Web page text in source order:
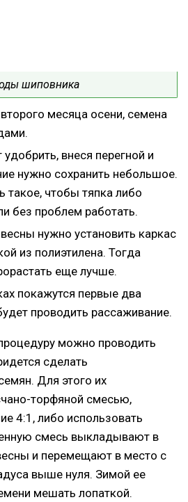
шиповника
месяца осени, семена
внеся перегной и
нужно сохранить небольшое.
чтобы тяпка либо
без проблем работать.
нужно установить каркас
из полиэтилена. Тогда
еще лучше.
покажутся первые два
проводить рассаживание.
можно проводить
сделать
Для этого их
торфяной смесью,
4:1, либо использовать
смесь выкладывают в
и перемещают в место с
выше нуля. Зимой ее
мешать лопаткой.